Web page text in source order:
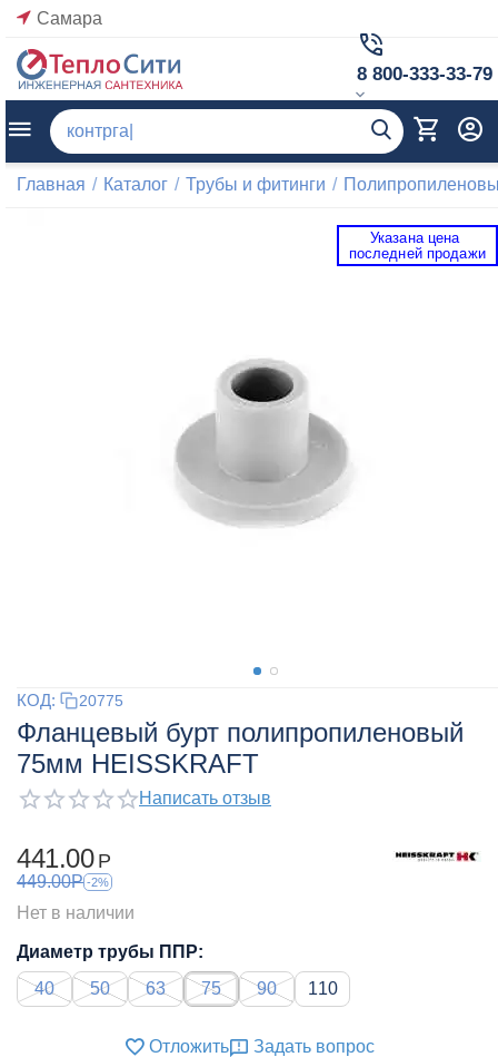
Самара
8 800-333-33-79
Главная / Каталог / Трубы и фитинги /
Указана цена
последней продажи
КОД: 20775
Фланцевый бурт полипропиленовый
75мм HEISSKRAFT
Написать отзыв
441.00 Р
449.00Р -2%
Нет в наличии
Диаметр трубы ППР:
40
50 63 75 90 110
Отложить Задать вопрос